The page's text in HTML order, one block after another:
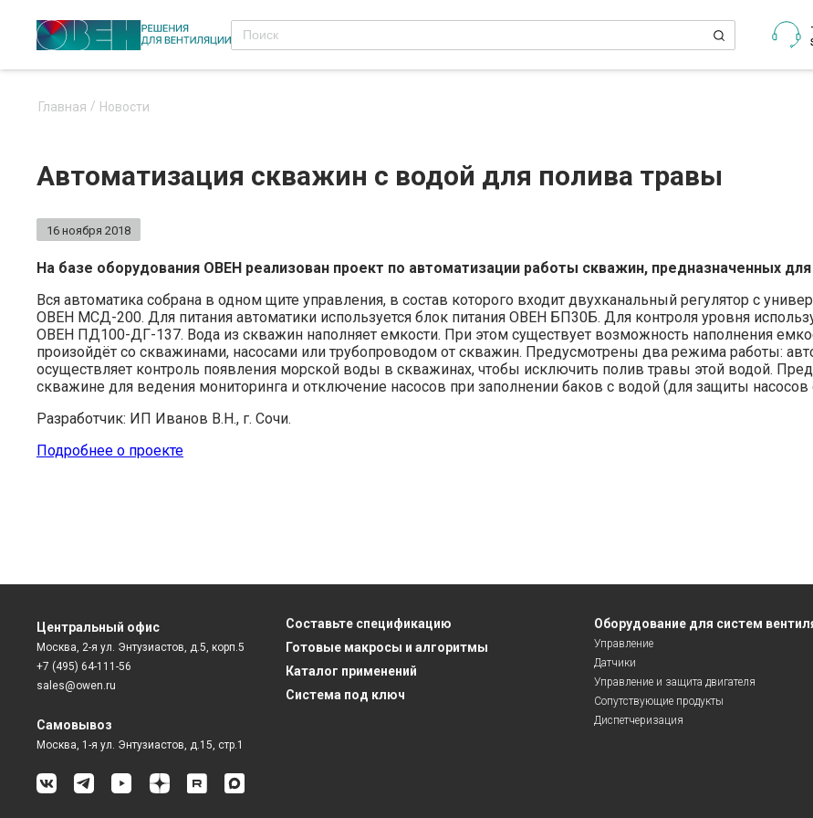
Главная Новости
Автоматизация скважин с водой для полива травы
16 ноября 2018
На базе оборудования ОВЕН реализован проект по автоматизации работы скважин, предназначенных
Вся автоматика собрана в одном щите управления, в состав которого входит двухканальный регулятор с
ОВЕН МСД-200. Для питания автоматики используется блок питания ОВЕН БП30Б. Для контроля уровня
ОВЕН ПД100-ДГ-137. Вода из скважин наполняет емкости. При этом существует возможность наполнения
произойдёт со скважинами, насосами или трубопроводом от скважин. Предусмотрены два режима работы:
осуществляет контроль появления морской воды в скважинах, чтобы исключить полив травы этой водой.
скважине для ведения мониторинга и отключение насосов при заполнении баков с водой (для защиты насосов
Разработчик: ИП Иванов В.Н., г. Сочи.
Подробнее о проекте
Центральный офис
Москва, 2-я ул. Энтузиастов, д.5, корп.5
+7 (495) 64-111-56
sales@owen.ru
Самовывоз
Москва, 1-я ул. Энтузиастов, д.15, стр.1
Составьте спецификацию
Готовые макросы и алгоритмы
Каталог применений
Система под ключ
Оборудование для систем
Управление
Датчики
Управление и защита двигателя
Сопутствующие продукты
Диспетчеризация